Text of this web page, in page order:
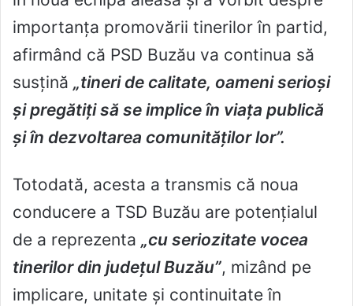
importanța promovării tinerilor în partid,
afirmând că PSD Buzău va continua să
susțină „tineri de calitate, oameni serioși
și pregătiți să se implice în viața publică
și în dezvoltarea comunităților lor”.
Totodată, acesta a transmis că noua
conducere a TSD Buzău are potențialul
de a reprezenta „cu seriozitate vocea
tinerilor din județul Buzău”, mizând pe
implicare, unitate și continuitate în